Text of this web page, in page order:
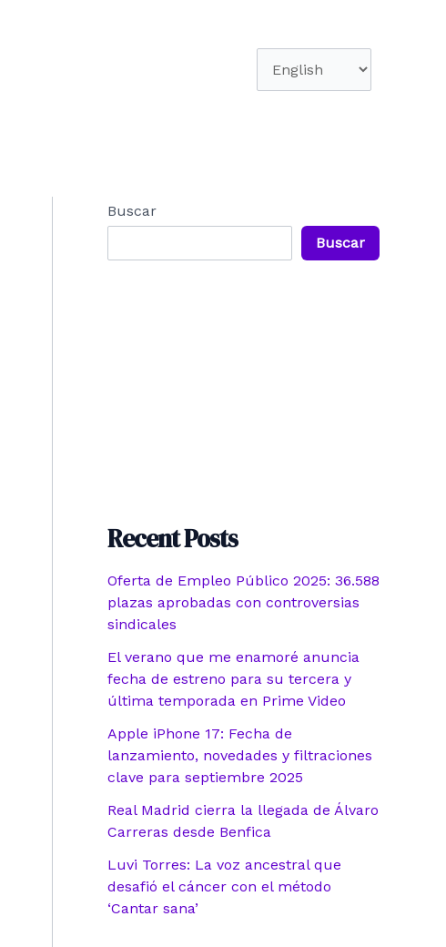
Buscar
Buscar
Recent Posts
Oferta de Empleo Público 2025: 36.588
plazas aprobadas con controversias
sindicales
El verano que me enamoré anuncia
fecha de estreno para su tercera y
última temporada en Prime Video
Apple iPhone 17: Fecha de
lanzamiento, novedades y filtraciones
clave para septiembre 2025
Real Madrid cierra la llegada de Álvaro
Carreras desde Benfica
Luvi Torres: La voz ancestral que
desafió el cáncer con el método
‘Cantar sana’